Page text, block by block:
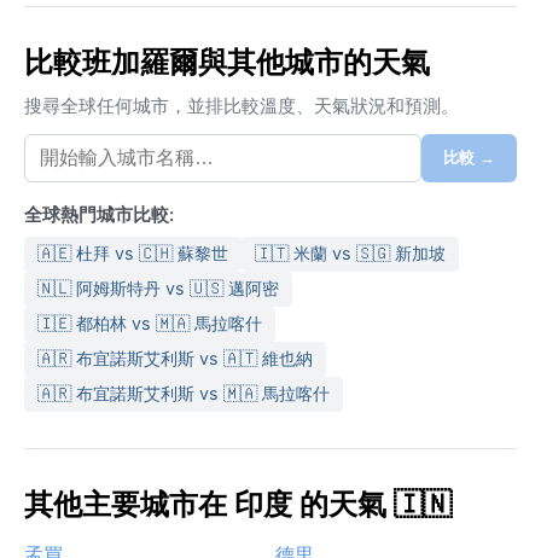
比較班加羅爾與其他城市的天氣
搜尋全球任何城市，並排比較溫度、天氣狀況和預測。
比較 →
全球熱門城市比較:
🇦🇪 杜拜 vs 🇨🇭 蘇黎世
🇮🇹 米蘭 vs 🇸🇬 新加坡
🇳🇱 阿姆斯特丹 vs 🇺🇸 邁阿密
🇮🇪 都柏林 vs 🇲🇦 馬拉喀什
🇦🇷 布宜諾斯艾利斯 vs 🇦🇹 維也納
🇦🇷 布宜諾斯艾利斯 vs 🇲🇦 馬拉喀什
其他主要城市在 印度 的天氣 🇮🇳